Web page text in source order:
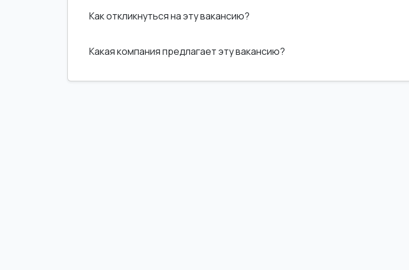
Как откликнуться на эту вакансию?
Какая компания предлагает эту вакансию?